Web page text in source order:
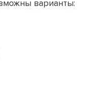
варианты: